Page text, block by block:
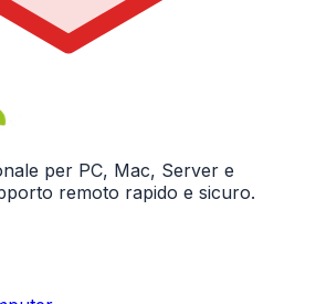
per PC, Mac, Server e
remoto rapido e sicuro.